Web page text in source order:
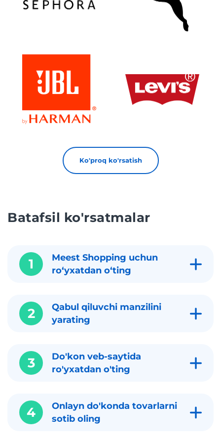
Ko'proq ko'rsatish
Batafsil ko'rsatmalar
1
Meest Shopping uchun
roʻyxatdan oʻting
2
Qabul qiluvchi manzilini
yarating
3
Do'kon veb-saytida
ro'yxatdan o'ting
4
Onlayn do'konda tovarlarni
sotib oling